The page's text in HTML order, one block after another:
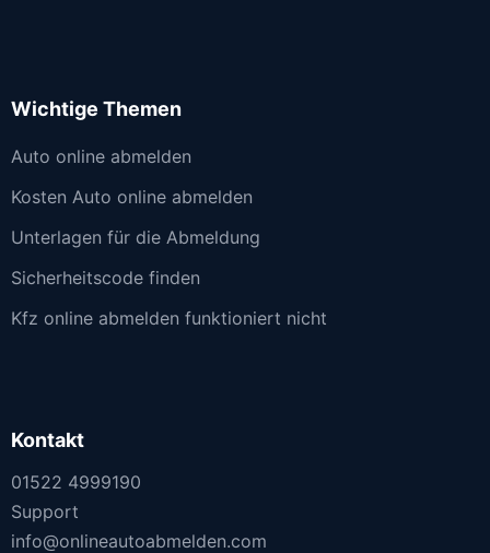
Wichtige Themen
Auto online abmelden
Kosten Auto online abmelden
Unterlagen für die Abmeldung
Sicherheitscode finden
Kfz online abmelden funktioniert nicht
Kontakt
01522 4999190
Support
info@onlineautoabmelden.com